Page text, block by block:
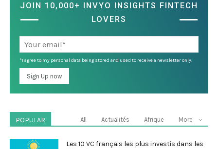
JOIN 10,000+ INVYO INSIGHTS FINTECH
LOVERS
*I agree to my personal data being stored and used to receive a newsletter only.
POPULAR All Actualités Afrique More
Les 10 VC français les plus investis dans les